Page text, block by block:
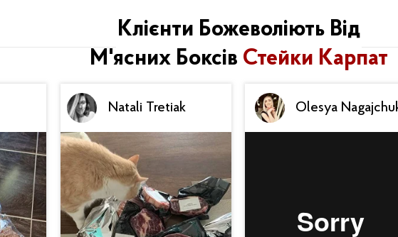
Клієнти Божеволіють Від
М'ясних Боксів Стейки Карпат
Natali Tretiak Olesya